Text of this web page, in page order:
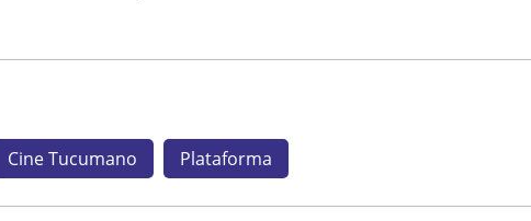
Cine Tucumano Plataforma